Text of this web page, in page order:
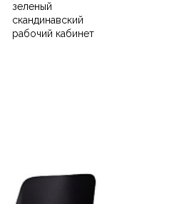
зеленый
скандинавский
рабочий кабинет